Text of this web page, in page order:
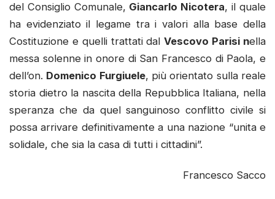
del Consiglio Comunale, Giancarlo Nicotera, il quale
ha evidenziato il legame tra i valori alla base della
Costituzione e quelli trattati dalVescovo Parisi nella
messa solenne in onore di San Francesco di Paola, e
dell’on. Domenico Furgiuele, più orientato sulla reale
storia dietro la nascita della Repubblica Italiana, nella
speranza che da quel sanguinoso conflitto civile si
possa arrivare definitivamente a una nazione “unita e
solidale, che sia la casa di tutti i cittadini”.
Francesco Sacco